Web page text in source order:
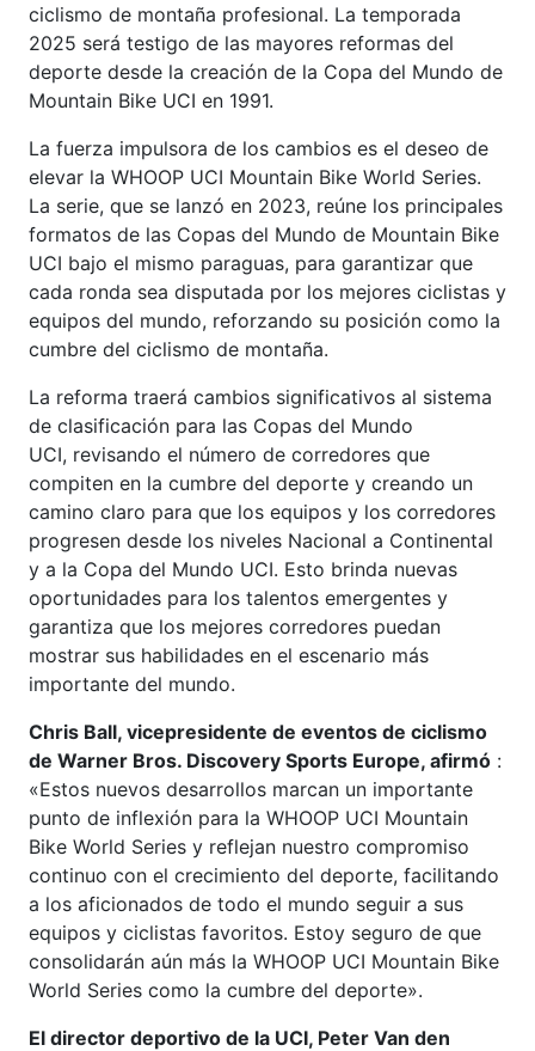
ciclismo de montaña profesional. La temporada
2025 será testigo de las mayores reformas del
deporte desde la creación de la Copa del Mundo de
Mountain Bike UCI en 1991.
La fuerza impulsora de los cambios es el deseo de
elevar la WHOOP UCI Mountain Bike World Series.
La serie, que se lanzó en 2023, reúne los principales
formatos de las Copas del Mundo de Mountain Bike
UCI bajo el mismo paraguas, para garantizar que
cada ronda sea disputada por los mejores ciclistas y
equipos del mundo, reforzando su posición como la
cumbre del ciclismo de montaña.
La reforma traerá cambios significativos al sistema
de clasificación para las Copas del Mundo
UCI, revisando el número de corredores que
compiten en la cumbre del deporte y creando un
camino claro para que los equipos y los corredores
progresen desde los niveles Nacional a Continental
y a la Copa del Mundo UCI. Esto brinda nuevas
oportunidades para los talentos emergentes y
garantiza que los mejores corredores puedan
mostrar sus habilidades en el escenario más
importante del mundo.
Chris Ball, vicepresidente de eventos de ciclismo
de Warner Bros. Discovery Sports Europe, afirmó :
«Estos nuevos desarrollos marcan un importante
punto de inflexión para la WHOOP UCI Mountain
Bike World Series y reflejan nuestro compromiso
continuo con el crecimiento del deporte, facilitando
a los aficionados de todo el mundo seguir a sus
equipos y ciclistas favoritos. Estoy seguro de que
consolidarán aún más la WHOOP UCI Mountain Bike
World Series como la cumbre del deporte».
El director deportivo de la UCI, Peter Van den